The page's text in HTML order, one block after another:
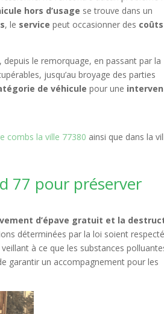
hors d’usage se trouve dans un
, le service peut occasionner des coûts
le remorquage, en passant par la
jusqu’au broyage des parties
de véhicule pour une
combs la ville 77380 ainsi que dans la
77 pour préserver
d’épave gratuit et la
déterminées par la loi soient
à ce que les substances
garantir un accompagnement pour les